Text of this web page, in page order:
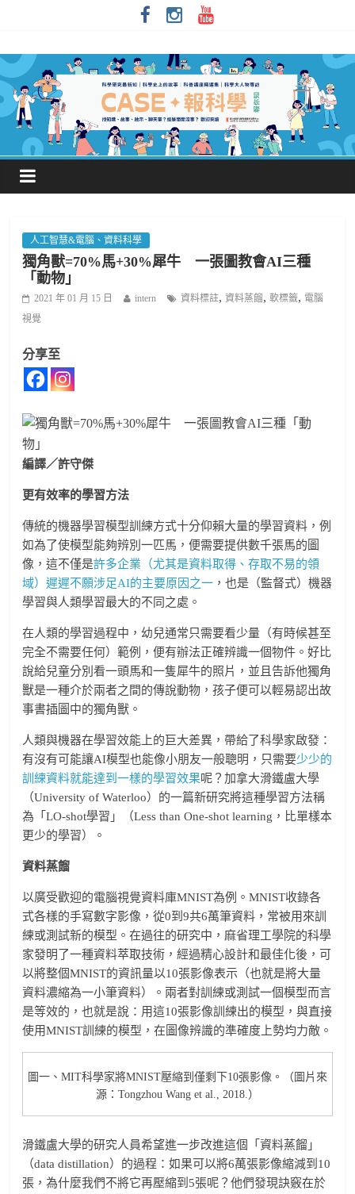
人工智慧&電腦、資料科學
獨角獸=70%馬+30%犀牛 一張圖教會AI三種
「動物」
2021 年 01 月 15 日 intern 資料標註,資料蒸餾,軟標籤, 電腦
視覺
分享至
編譯／許守傑
更有效率的學習方法
傳統的機器學習模型訓練方式十分仰賴大量的學習資料，例
如為了使模型能夠辨別一匹馬，便需要提供數千張馬的圖
像，這不僅是許多企業（尤其是資料取得、存取不易的領
域）遲遲不願涉足AI的主要原因之一 ，也是（監督式）機器
學習與人類學習最大的不同之處。
在人類的學習過程中，幼兒通常只需要看少量（有時候甚至
完全不需要任何）範例，便有辦法正確辨識一個物件。好比
說給兒童分別看一頭馬和一隻犀牛的照片，並且告訴他獨角
獸是一種介於兩者之間的傳說動物，孩子便可以輕易認出故
事書插圖中的獨角獸。
人類與機器在學習效能上的巨大差異，帶給了科學家啟發：
有沒有可能讓AI模型也能像小朋友一般聰明，只需要少少的
訓練資料就能達到一樣的學習效果呢？加拿大滑鐵盧大學
（University of Waterloo）的一篇新研究將這種學習方法稱
為「LO-shot學習」（Less than One-shot learning，比單樣本
更少的學習）。
資料蒸餾
以廣受歡迎的電腦視覺資料庫MNIST為例。MNIST收錄各
式各樣的手寫數字影像，從0到9共6萬筆資料，常被用來訓
練或測試新的模型。在過往的研究中，麻省理工學院的科學
家發明了一種資料萃取技術，經過精心設計和最佳化後，可
以將整個MNIST的資訊量以10張影像表示（也就是將大量
資料濃縮為一小筆資料）。兩者對訓練或測試一個模型而言
是等效的，也就是說：用這10張影像訓練出的模型，與直接
使用MNIST訓練的模型，在圖像辨識的準確度上勢均力敵。
圖一、MIT科學家將MNIST壓縮到僅剩下10張影像。（圖片來
源：Tongzhou Wang et al., 2018.）
滑鐵盧大學的研究人員希望進一步改進這個「資料蒸餾」
（data distillation）的過程：如果可以將6萬張影像縮減到10
張，為什麼我們不將它再壓縮到5張呢？他們發現訣竅在於